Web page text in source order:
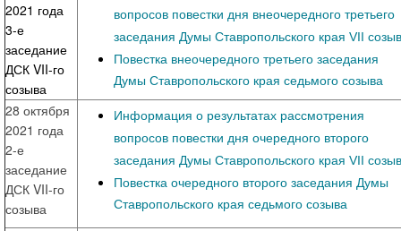
2021 года
3-е
заседание
ДСК VII-го
созыва
вопросов повестки дня внеочередного третьего
заседания Думы Ставропольского края VII
Повестка внеочередного третьего заседания
Думы Ставропольского края седьмого созыва
28 октября
2021 года
2-е
заседание
ДСК VII-го
созыва
Информация о результатах рассмотрения
вопросов повестки дня очередного второго
заседания Думы Ставропольского края VII
Повестка очередного второго заседания Думы
Ставропольского края седьмого созыва